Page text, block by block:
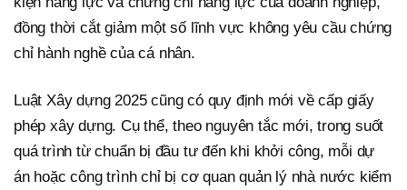
đồng thời cắt giảm một số lĩnh vực không yêu cầu chứng
chỉ hành nghề của cá nhân.
Luật Xây dựng 2025 cũng có quy định mới về cấp giấy
phép xây dựng. Cụ thể, theo nguyên tắc mới, trong suốt
quá trình từ chuẩn bị đầu tư đến khi khởi công, mỗi dự
án hoặc công trình chỉ bị cơ quan quản lý nhà nước kiểm